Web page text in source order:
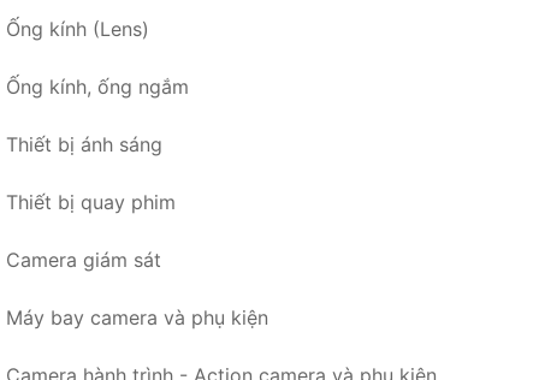
Ống kính (Lens)
Ống kính, ống ngắm
Thiết bị ánh sáng
Thiết bị quay phim
Camera giám sát
Máy bay camera và phụ kiện
Camera hành trình - Action camera và phụ kiện